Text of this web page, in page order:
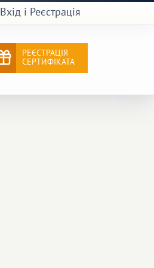
Вхід і Реєстрація
РЕЄСТРАЦІЯ
СЕРТИФІКАТА